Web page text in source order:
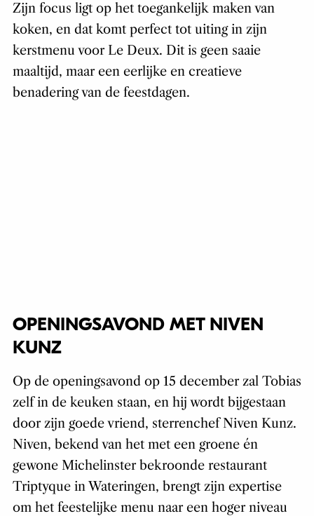
Zijn focus ligt op het toegankelijk maken van
koken, en dat komt perfect tot uiting in zijn
kerstmenu voor Le Deux. Dit is geen saaie
maaltijd, maar een eerlijke en creatieve
benadering van de feestdagen.
OPENINGSAVOND MET NIVEN
KUNZ
Op de openingsavond op 15 december zal Tobias
zelf in de keuken staan, en hij wordt bijgestaan
door zijn goede vriend, sterrenchef Niven Kunz.
Niven, bekend van het met een groene én
gewone Michelinster bekroonde restaurant
Triptyque in Wateringen, brengt zijn expertise
om het feestelijke menu naar een hoger niveau